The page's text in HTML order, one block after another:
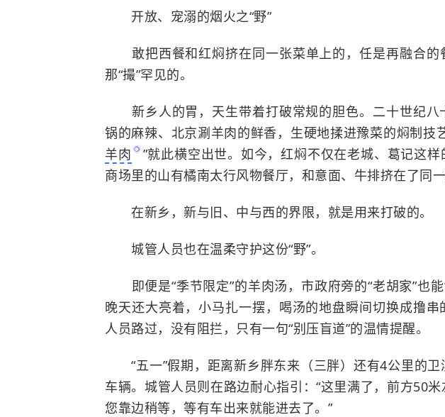
开放、宠溺的烟火之“野”
敢把西餐和红焖挤在同一张菜单上的，任是再融合
那“撮”罕见的。
新乡人的胃，天生带着打破常规的胆色。二十世纪八
锅的麻辣、北京涮羊肉的鲜香，生硬地揉进豫菜的焖制技
羊肉
”就此横空出世。如今，红焖不仅在老城、葛记这
商场里的山有橘南太行风物餐厅，和意面、牛排挤在了同一
在新乡，新与旧、中与西的界限，就是用来打破的。
城管人员也在温柔守护这份“野”。
即便是“季节限定”的羊肉汤，市政府旁的“老胡家”也能
晚天还大亮着，小马扎一摆，喝汤的地盘瞬间切换成撸
人员路过，没有阻拦，只有一句“别压盲道”的温情提醒。
“五一”假期，距离新乡胖东来（三胖）还有4公里的卫
车辆。城管人员则在路边耐心指引：“这里满了，前方50
您靠边稍等，等有车出来就能进去了。”